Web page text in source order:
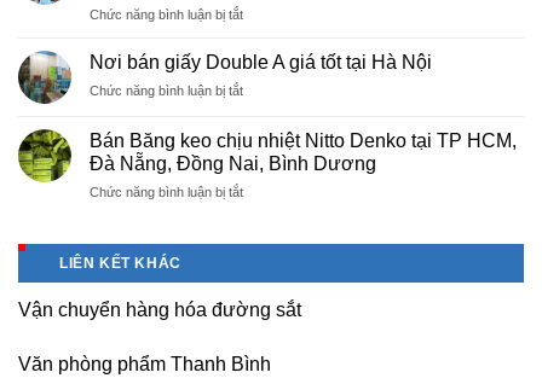
PE
nhà
khu
nghiệp
Bắc
Long,
Bài
Nội
Chức năng bình luận bị tắtở
máy
photocopy
tại
Nội
giá
uy
nghề
Nơi bán giấy Double A giá tốt tại Hà Nội
Chức năng bình luận bị tắtở
giấy
Double
A
Bán Băng keo chịu nhiệt Nitto Denko tại TP HCM,
Đà Nẵng, Đồng Nai, Bình Dương
Chức năng bình luận bị tắtở
Nitto
tại
TP
LIÊN KẾT KHÁC
Vận chuyển hàng hóa đường sắt
Văn phòng phẩm Thanh Bình